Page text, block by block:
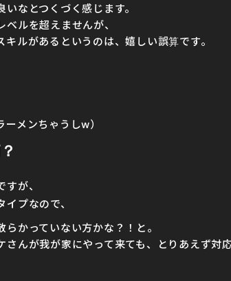
なとつくづく感じます。
ルを超えませんが、
ルがあるというのは、嬉しい誤算です。
メンちゃうしw）
が、
プなので、
かっていない方かな？！と。
んが我が家にやって来ても、とりあえず対